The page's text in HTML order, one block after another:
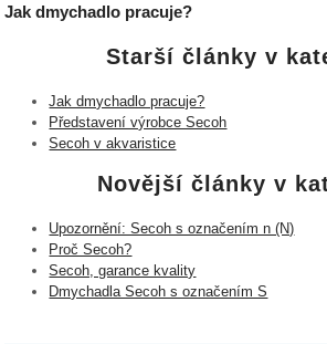
Jak dmychadlo pracuje?
Starší články v
Jak dmychadlo pracuje?
Představení výrobce Secoh
Secoh v akvaristice
Novější články v
Upozornění: Secoh s označením n (N)
Proč Secoh?
Secoh, garance kvality
Dmychadla Secoh s označením S